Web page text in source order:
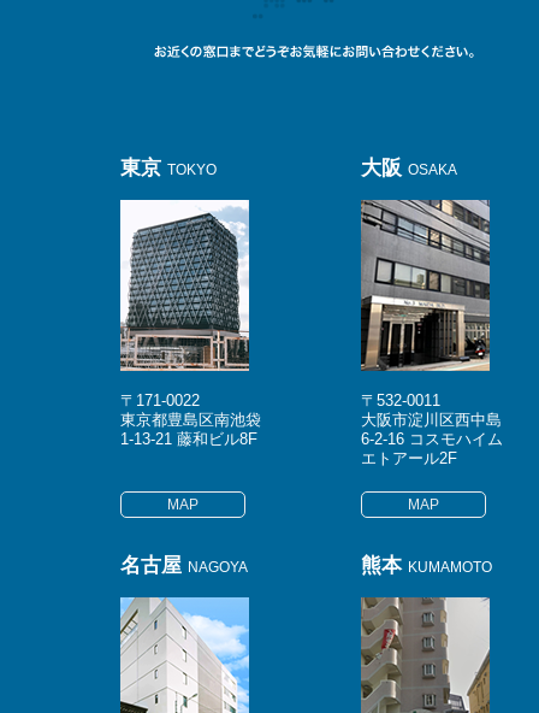
東京 TOKYO
〒171-0022
東京都豊島区南池袋
1-13-21 藤和ビル8F
MAP
大阪 OSAKA
〒532-0011
大阪市淀川区西中島
6-2-16 コスモハイム
エトアール2F
MAP
名古屋 NAGOYA 熊本 KUMAMOTO